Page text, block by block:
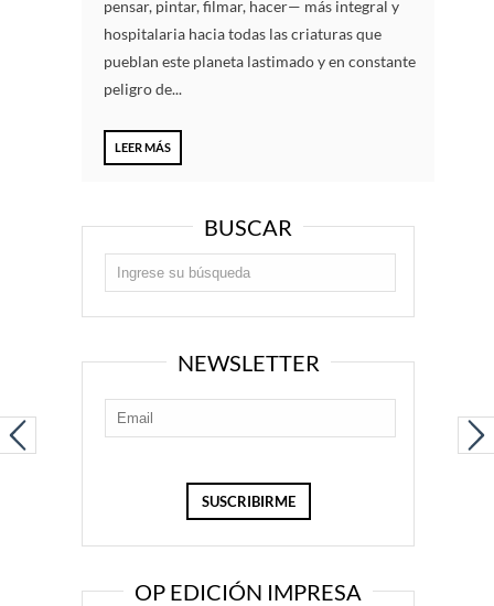
pensar, pintar, filmar, hacer— más integral y
hospitalaria hacia todas las criaturas que
pueblan este planeta lastimado y en constante
peligro de...
LEER MÁS
BUSCAR
NEWSLETTER
OP EDICIÓN IMPRESA